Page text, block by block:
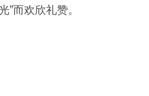
”而欢欣礼赞。